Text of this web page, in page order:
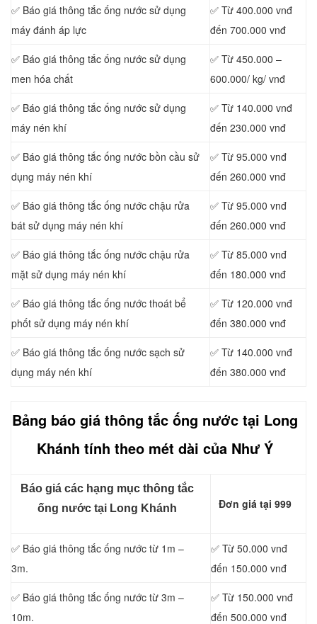
✅ Báo giá thông tắc ống nước sử dụng
máy đánh áp lực
✅ Từ 400.000 vnđ
đến 700.000 vnđ
✅ Báo giá thông tắc ống nước sử dụng
men hóa chất
✅ Từ 450.000 –
600.000/ kg/ vnđ
✅ Báo giá thông tắc ống nước sử dụng
máy nén khí
✅ Từ 140.000 vnđ
đến 230.000 vnđ
✅ Báo giá thông tắc ống nước bồn cầu sử
dụng máy nén khí
✅ Từ 95.000 vnđ
đến 260.000 vnđ
✅ Báo giá thông tắc ống nước chậu rửa
bát sử dụng máy nén khí
✅ Từ 95.000 vnđ
đến 260.000 vnđ
✅ Báo giá thông tắc ống nước chậu rửa
mặt sử dụng máy nén khí
✅ Từ 85.000 vnđ
đến 180.000 vnđ
✅ Báo giá thông tắc ống nước thoát bể
phốt sử dụng máy nén khí
✅ Từ 120.000 vnđ
đến 380.000 vnđ
✅ Báo giá thông tắc ống nước sạch sử
dụng máy nén khí
✅ Từ 140.000 vnđ
đến 380.000 vnđ
Bảng báo giá thông tắc ống nước tại Long
Khánh tính theo mét dài của Như Ý
Báo giá các hạng mục thông tắc
ống nước tại Long Khánh
Đơn giá tại 999
✅ Báo giá thông tắc ống nước từ 1m –
3m.
✅ Từ 50.000 vnđ
đến 150.000 vnđ
✅ Báo giá thông tắc ống nước từ 3m –
10m.
✅ Từ 150.000 vnđ
đến 500.000 vnđ